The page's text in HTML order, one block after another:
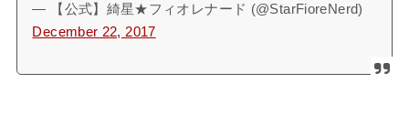
— 【公式】綺星★フィオレナード (@StarFioreNerd)
December 22, 2017